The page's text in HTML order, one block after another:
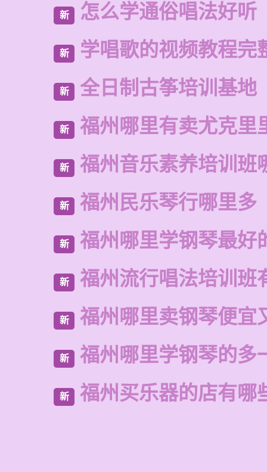
新 怎么学通俗唱法好听
新 学唱歌的视频教程完
新 全日制古筝培训基地
新 福州哪里有卖尤克里
新 福州音乐素养培训班
新 福州民乐琴行哪里多
新 福州哪里学钢琴最好
新 福州流行唱法培训班
新 福州哪里卖钢琴便宜
新 福州哪里学钢琴的多
新 福州买乐器的店有哪